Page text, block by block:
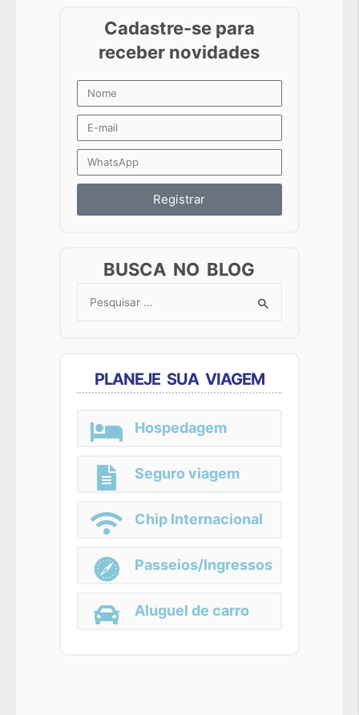
Registrar
BUSCA NO BLOG
Search
PLANEJE SUA VIAGEM
Hospedagem
Seguro viagem
Chip Internacional
Passeios/Ingressos
Aluguel de carro